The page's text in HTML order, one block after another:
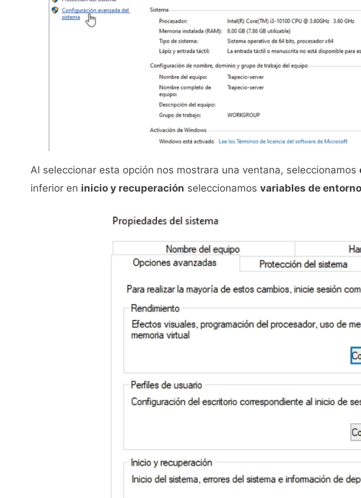
Al seleccionar esta opción nos mostrara una ventana, seleccionamos
inferior en inicio y recuperación seleccionamos variables de entorno